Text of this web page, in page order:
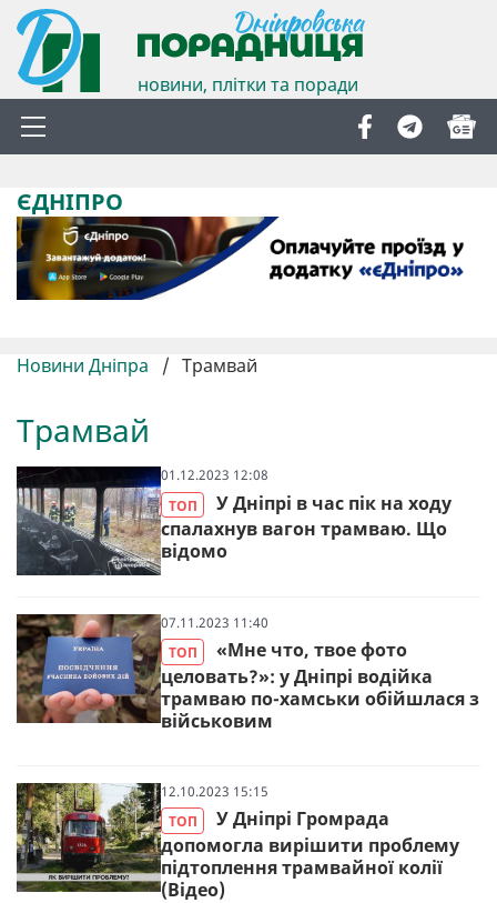
новини, плітки та поради
ЄДНІПРО
Новини Дніпра / Трамвай
Трамвай
01.12.2023 12:08
ТОП
У Дніпрі в час пік на ходу
спалахнув вагон трамваю. Що
відомо
07.11.2023 11:40
ТОП
«Мне что, твое фото
целовать?»: у Дніпрі водійка
трамваю по-хамськи обійшлася з
військовим
12.10.2023 15:15
ТОП
У Дніпрі Громрада
допомогла вирішити проблему
підтоплення трамвайної колії
(Відео)